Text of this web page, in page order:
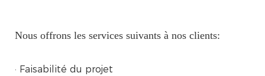
Nous offrons les services suivants à nos clients:
· Faisabilité du projet